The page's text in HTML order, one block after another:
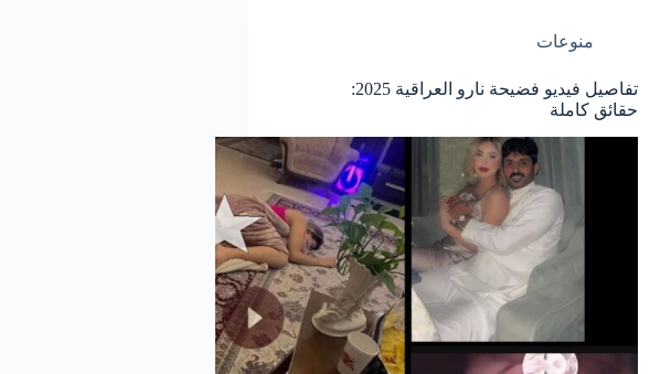
منوعات
تفاصيل فيديو فضيحة نارو العراقية 2025:
حقائق كاملة